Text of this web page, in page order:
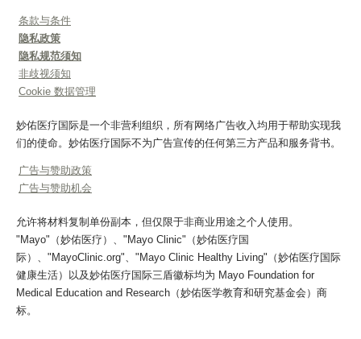
条款与条件
隐私政策
隐私规范须知
非歧视须知
Cookie 数据管理
妙佑医疗国际是一个非营利组织，所有网络广告收入均用于帮助实现我
们的使命。妙佑医疗国际不为广告宣传的任何第三方产品和服务背书。
广告与赞助政策
广告与赞助机会
允许将材料复制单份副本，但仅限于非商业用途之个人使用。
"Mayo"（妙佑医疗）、"Mayo Clinic"（妙佑医疗国
际）、"MayoClinic.org"、"Mayo Clinic Healthy Living"（妙佑医疗国际
健康生活）以及妙佑医疗国际三盾徽标均为 Mayo Foundation for
Medical Education and Research（妙佑医学教育和研究基金会）商
标。